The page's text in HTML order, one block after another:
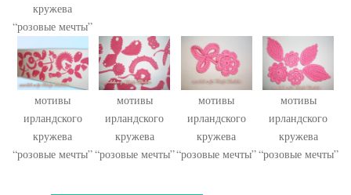
кружева
“розовые мечты”
мотивы
ирландского
кружева
“розовые мечты”
мотивы
ирландского
кружева
“розовые мечты”
мотивы
ирландского
кружева
“розовые мечты”
мотивы
ирландского
кружева
“розовые мечты”